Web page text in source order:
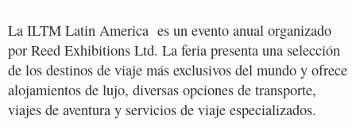
La ILTM Latin America es un evento anual organizado
por Reed Exhibitions Ltd. La feria presenta una selección
de los destinos de viaje más exclusivos del mundo y ofrece
alojamientos de lujo, diversas opciones de transporte,
viajes de aventura y servicios de viaje especializados.